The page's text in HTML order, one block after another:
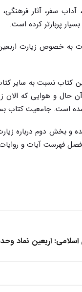
سفر، آثار
پربارتر کرده است.
به خصوص زیارت
کتاب نسبت به سایر
و هوایی که الان
است. جامعیت کتاب
و بخش دوم درباره
فهرست آیات و
اسلامی: اربعین نماد